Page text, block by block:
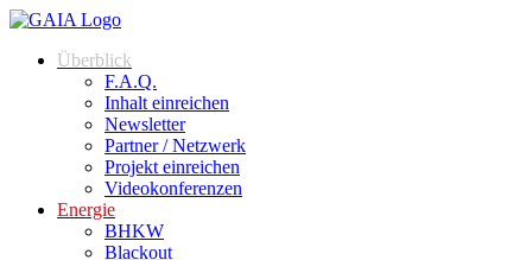
Überblick
F.A.Q.
Inhalt einreichen
Newsletter
Partner / Netzwerk
Projekt einreichen
Videokonferenzen
Energie
BHKW
Blackout